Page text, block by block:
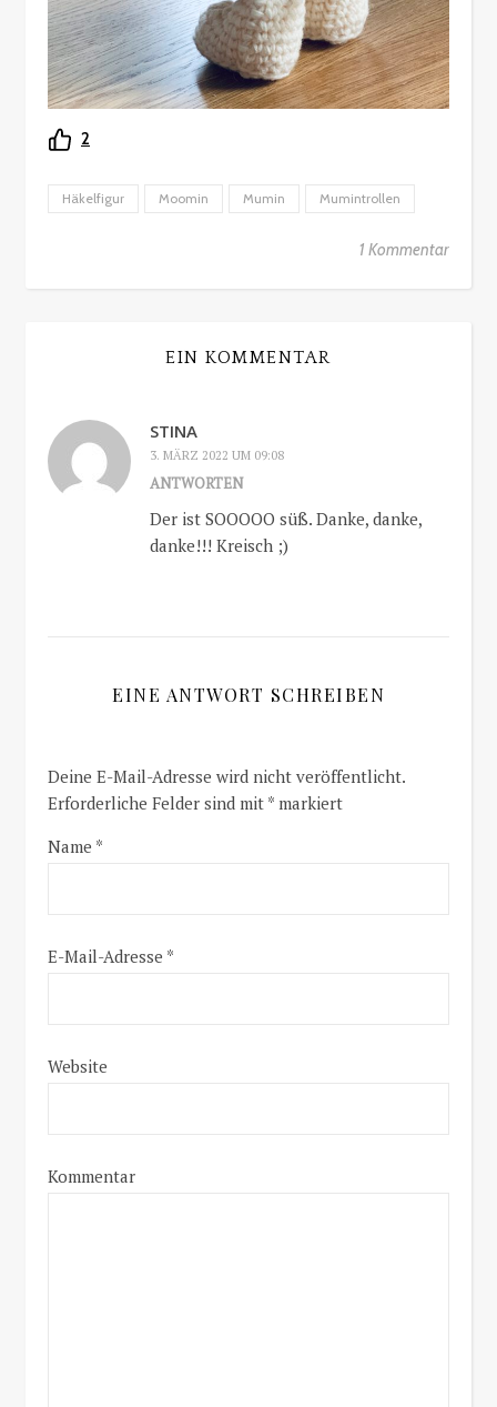
2
Häkelfigur Moomin Mumin Mumintrollen
1 Kommentar
EIN KOMMENTAR
STINA
3. MÄRZ 2022 UM 09:08
ANTWORTEN
Der ist SOOOOO süß. Danke, danke,
danke!!! Kreisch ;)
EINE ANTWORT SCHREIBEN
Deine E-Mail-Adresse wird nicht veröffentlicht.
Erforderliche Felder sind mit * markiert
Name *
E-Mail-Adresse *
Website
Kommentar